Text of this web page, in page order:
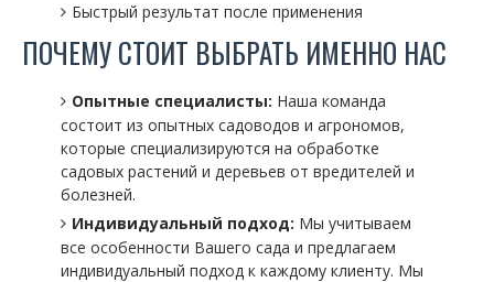
Быстрый результат после применения
ПОЧЕМУ СТОИТ ВЫБРАТЬ ИМЕННО НАС
Опытные специалисты: Наша команда
состоит из опытных садоводов и агрономов,
которые специализируются на обработке
садовых растений и деревьев от вредителей и
болезней.
Индивидуальный подход: Мы учитываем
все особенности Вашего сада и предлагаем
индивидуальный подход к каждому клиенту. Мы